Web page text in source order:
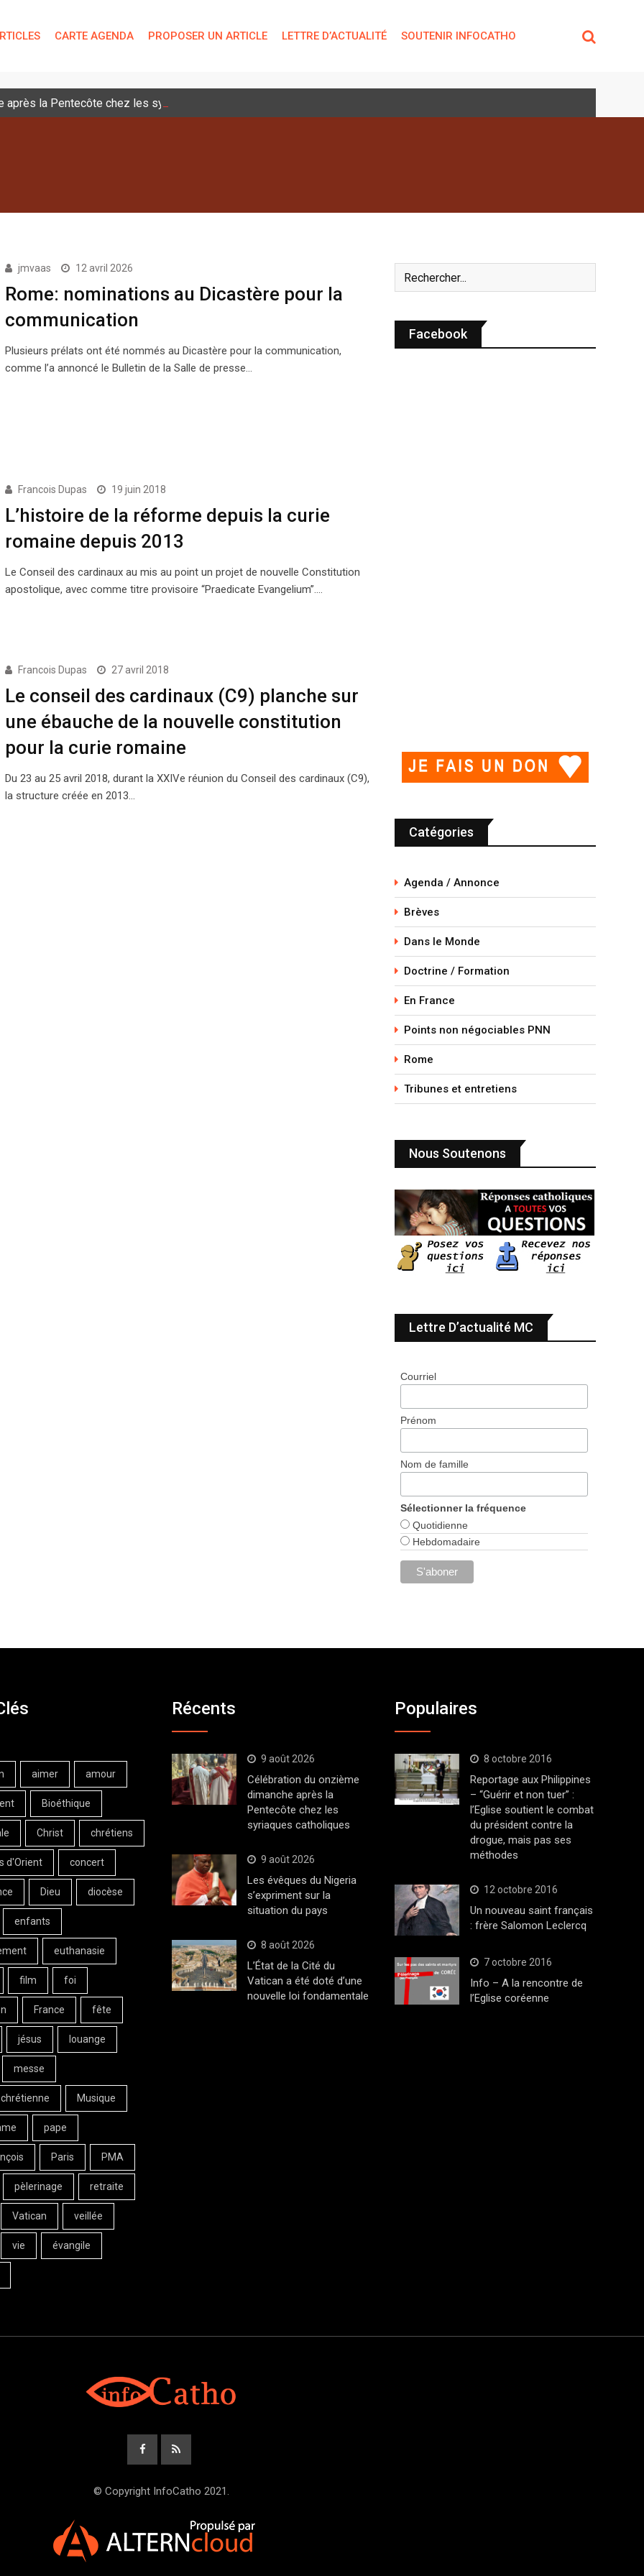
CARTE AGENDA PROPOSER UN ARTICLE LETTRE D’ACTUALITÉ SOUTENIR INFOCATHO
après la Pentecôte chez les syriaques catholiques
jmvaas 12 avril 2026
Rome: nominations au Dicastère pour la
communication
Plusieurs prélats ont été nommés au Dicastère pour la communication,
comme l’a annoncé le Bulletin de la Salle de presse…
Francois Dupas 19 juin 2018
L’histoire de la réforme depuis la curie
romaine depuis 2013
Le Conseil des cardinaux au mis au point un projet de nouvelle Constitution
apostolique, avec comme titre provisoire “Praedicate Evangelium”.…
Francois Dupas 27 avril 2018
Le conseil des cardinaux (C9) planche sur
une ébauche de la nouvelle constitution
pour la curie romaine
Du 23 au 25 avril 2018, durant la XXIVe réunion du Conseil des cardinaux (C9),
la structure créée en 2013…
Facebook
Catégories
Agenda / Annonce
Brèves
Dans le Monde
Doctrine / Formation
En France
Points non négociables PNN
Rome
Tribunes et entretiens
Nous Soutenons
Lettre D’actualité MC
Courriel
Prénom
Nom de famille
Sélectionner la fréquence
Quotidienne
Hebdomadaire
aimer amour
Bioéthique
Christ chrétiens
d'Orient concert
Dieu diocèse
enfants
euthanasie
film foi
France fête
jésus louange
messe
Musique
pape
Paris PMA
pèlerinage retraite
Vatican veillée
vie évangile
Récents
9 août 2026
Célébration du onzième
dimanche après la
Pentecôte chez les
syriaques catholiques
9 août 2026
Les évêques du Nigeria
s’expriment sur la
situation du pays
8 août 2026
L’État de la Cité du
Vatican a été doté d’une
nouvelle loi fondamentale
Populaires
8 octobre 2016
Reportage aux Philippines
– “Guérir et non tuer” :
l’Eglise soutient le combat
du président contre la
drogue, mais pas ses
méthodes
12 octobre 2016
Un nouveau saint français
: frère Salomon Leclercq
7 octobre 2016
Info – A la rencontre de
l’Eglise coréenne
© Copyright InfoCatho 2021.